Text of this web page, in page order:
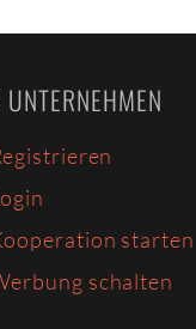
UNTERNEHMEN
starten
schalten